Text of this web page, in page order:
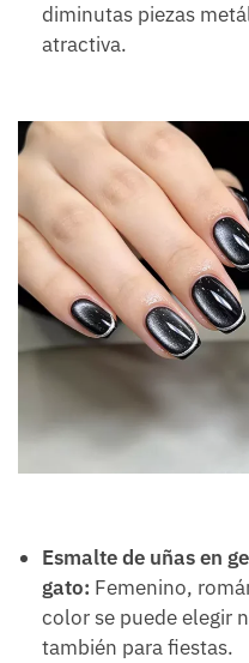
diminutas piezas
atractiva.
Esmalte de uñas en
gato: Femenino,
color se puede elegir
también para fiestas.